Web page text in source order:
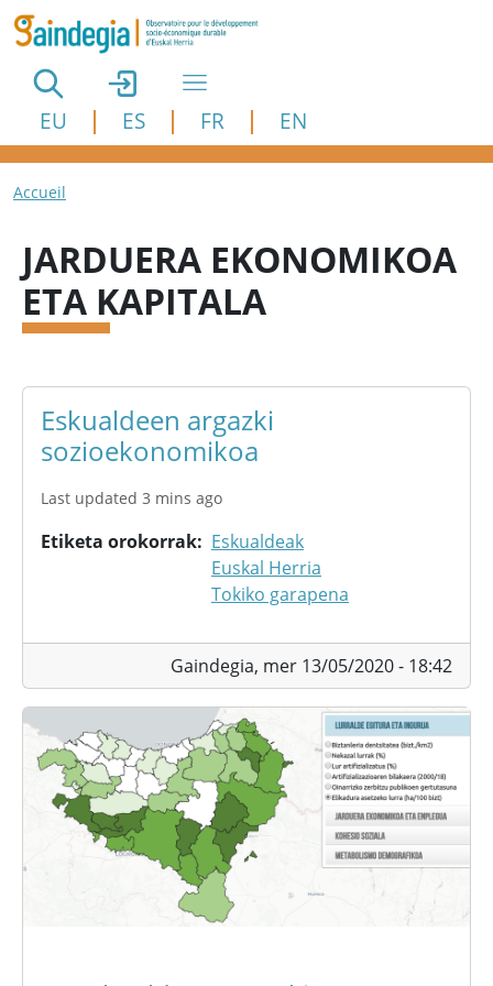
Aller au contenu principal
EU ES FR EN
Fil d'Ariane
Accueil
JARDUERA EKONOMIKOA
ETA KAPITALA
Eskualdeen argazki
sozioekonomikoa
Last updated 3 mins ago
Etiketa orokorrak
Eskualdeak
Euskal Herria
Tokiko garapena
Gaindegia, mer 13/05/2020 - 18:42